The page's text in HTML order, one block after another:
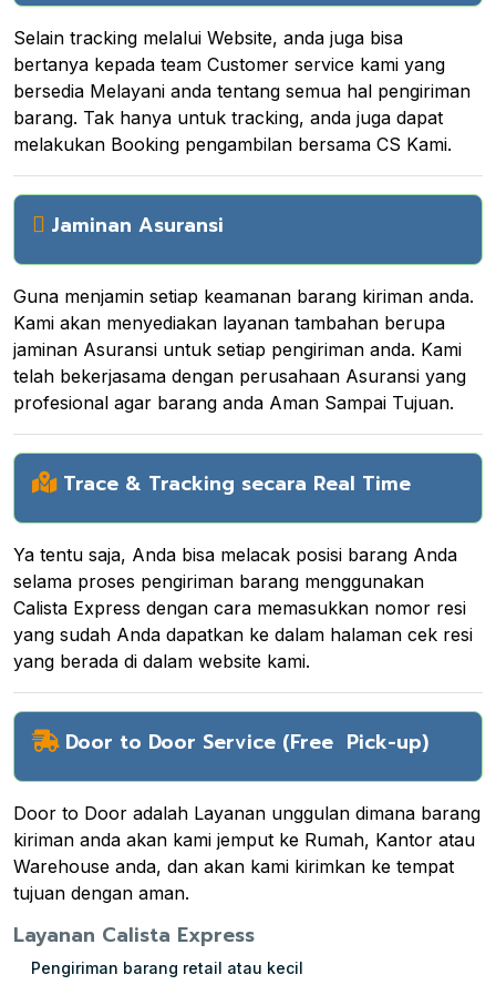
Selain tracking melalui Website, anda juga bisa
bertanya kepada team Customer service kami yang
bersedia Melayani anda tentang semua hal pengiriman
barang. Tak hanya untuk tracking, anda juga dapat
melakukan Booking pengambilan bersama CS Kami.
Jaminan Asuransi
Guna menjamin setiap keamanan barang kiriman anda.
Kami akan menyediakan layanan tambahan berupa
jaminan Asuransi untuk setiap pengiriman anda. Kami
telah bekerjasama dengan perusahaan Asuransi yang
profesional agar barang anda Aman Sampai Tujuan.
Trace & Tracking secara Real Time
Ya tentu saja, Anda bisa melacak posisi barang Anda
selama proses pengiriman barang menggunakan
Calista Express dengan cara memasukkan nomor resi
yang sudah Anda dapatkan ke dalam halaman cek resi
yang berada di dalam website kami.
Door to Door Service (Free Pick-up)
Door to Door adalah Layanan unggulan dimana barang
kiriman anda akan kami jemput ke Rumah, Kantor atau
Warehouse anda, dan akan kami kirimkan ke tempat
tujuan dengan aman.
Layanan Calista Express
Pengiriman barang retail atau kecil